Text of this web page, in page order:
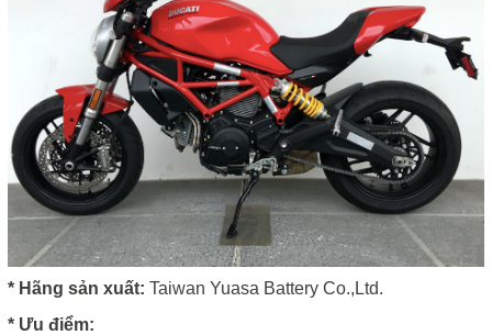
* Hãng sản xuất: Taiwan Yuasa Battery Co.,Ltd.
* Ưu điểm: